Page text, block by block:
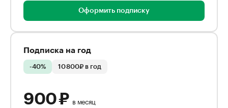
Оформить подписку
Подписка на год
-40% 10 800₽ в год
900 ₽ в месяц